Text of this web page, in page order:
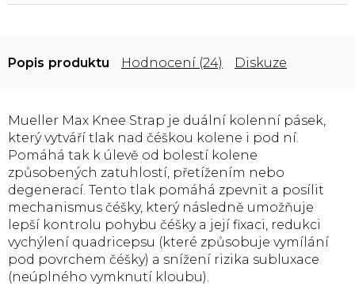
Popis Hodnocení (24) Diskuze
Mueller Max Knee Strap je duální kolenní pásek,
který vytváří tlak nad čéškou kolene i pod ní.
Pomáhá tak k úlevě od bolestí kolene
způsobených zatuhlostí, přetížením nebo
degenerací. Tento tlak pomáhá zpevnit a posílit
mechanismus čéšky, který následně umožňuje
lepší kontrolu pohybu čéšky a její fixaci, redukci
vychýlení quadricepsu (které způsobuje vymílání
pod povrchem čéšky) a snížení rizika subluxace
(neúplného vymknutí kloubu).